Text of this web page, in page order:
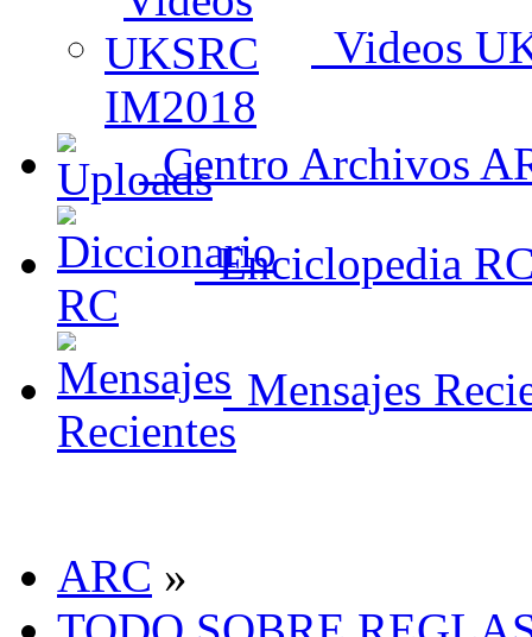
Videos
Centro Archivos
Enciclopedia
Mensajes
ARC »